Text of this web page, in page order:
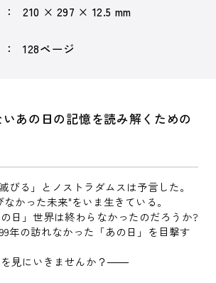
210 × 297 × 12.5 mm
128ページ
あの日の記憶を読み解くための
びる」とノストラダムスは予言した。
かった未来"をいま生きている。
日」世界は終わらなかったのだろうか?
年の訪れなかった「あの日」を目撃す
見にいきませんか？――